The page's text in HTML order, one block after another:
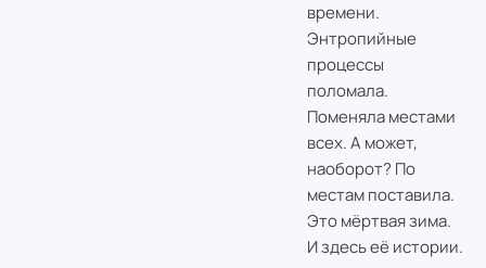
времени.
Энтропийные
процессы
поломала.
Поменяла местами
всех. А может,
наоборот? По
местам поставила.
Это мёртвая зима.
И здесь её истории.